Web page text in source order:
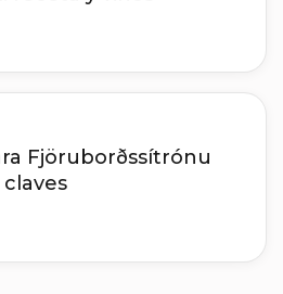
Fjöruborðssítrónu